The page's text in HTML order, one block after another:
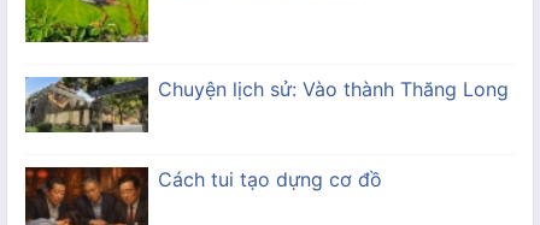
Chuyện lịch sử: Vào thành Thăng Long
Cách tui tạo dựng cơ đồ